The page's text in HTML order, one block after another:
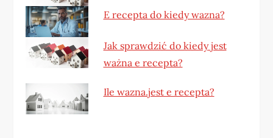
E recepta do kiedy wazna?
Jak sprawdzić do kiedy jest
ważna e recepta?
Ile wazna.jest e recepta?